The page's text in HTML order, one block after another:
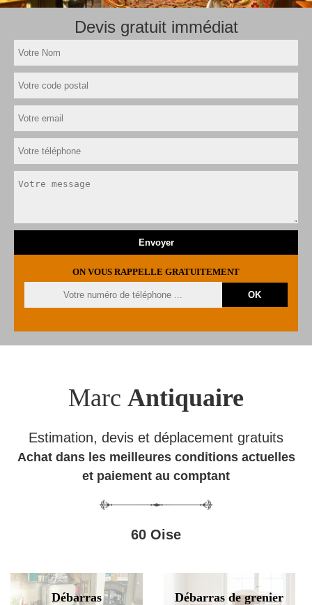
Devis gratuit immédiat
ON VOUS RAPPELLE GRATUITEMENT
Marc Antiquaire
Estimation, devis et déplacement gratuits
Achat dans les meilleures conditions actuelles
et paiement au comptant
60 Oise
Débarras
Débarras de grenier